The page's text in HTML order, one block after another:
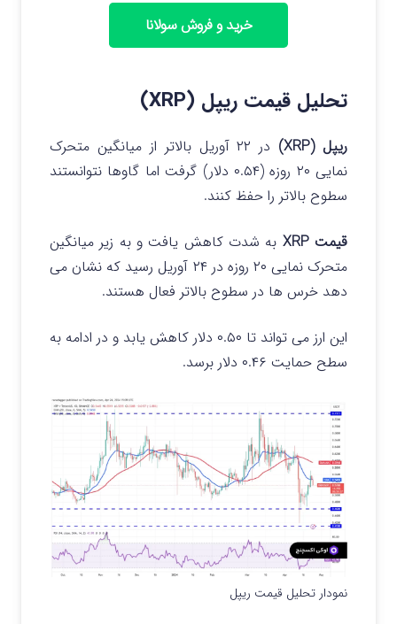
خرید و فروش سولانا
تحلیل قیمت ریپل (XRP)
ریپل (XRP)
در ۲۲ آوریل بالاتر از میانگین متحرک
نمایی ۲۰ روزه (۰.۵۴ دلار) گرفت اما گاوها نتوانستند
سطوح بالاتر را حفظ کنند.
قیمت XRP
به شدت کاهش یافت و به زیر میانگین
متحرک نمایی ۲۰ روزه در ۲۴ آوریل رسید که نشان می
دهد خرس ها در سطوح بالاتر فعال هستند.
این ارز می تواند تا ۰.۵۰ دلار کاهش یابد و در ادامه به
سطح حمایت ۰.۴۶ دلار برسد.
نمودار تحلیل قیمت ریپل